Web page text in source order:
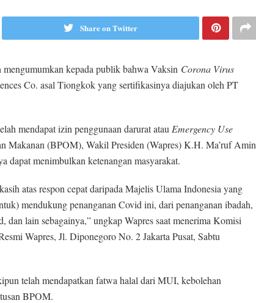
Share on Twitter
kepada publik bahwa Vaksin Corona Virus
Co. asal Tiongkok yang sertifikasinya diajukan oleh PT
mendapat izin penggunaan darurat atau Emergency Use
Makanan (BPOM), Wakil Presiden (Wapres) K.H. Ma’ruf Amin
dapat menimbulkan ketenangan masyarakat.
atas respon cepat daripada Majelis Ulama Indonesia yang
mendukung penanganan Covid ini, dari penanganan ibadah,
dan lain sebagainya,” ungkap Wapres saat menerima Komisi
Wapres, Jl. Diponegoro No. 2 Jakarta Pusat, Sabtu
telah mendapatkan fatwa halal dari MUI, kebolehan
BPOM.